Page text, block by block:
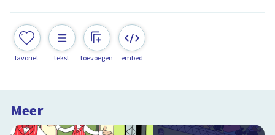
favoriet tekst toevoegen embed
Meer